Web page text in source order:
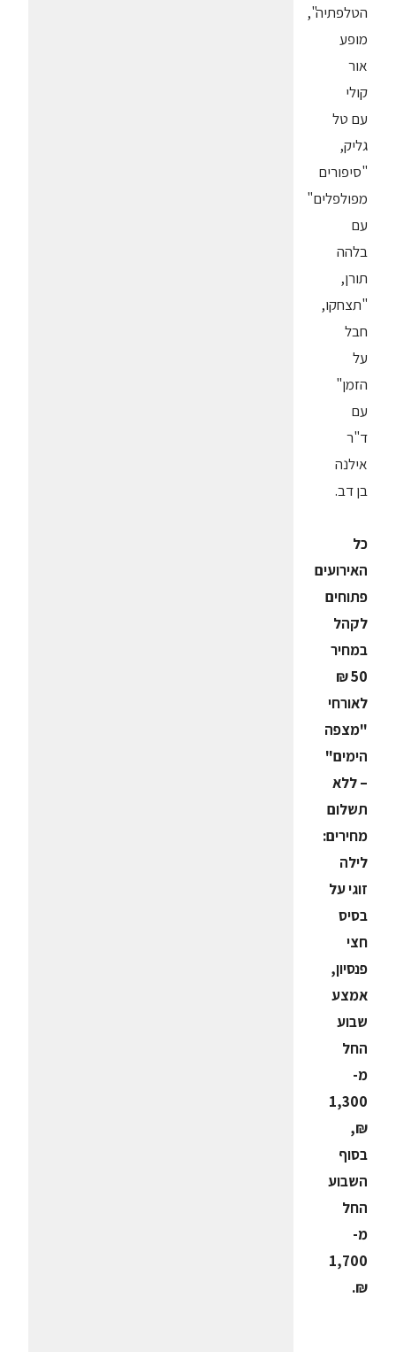
הטלפתיה",
מופע
אור
קולי
עם טל
גליק,
"סיפורים
מפולפלים"
עם
בלהה
תורן,
"תצחקו,
חבל
על
הזמן"
עם
ד"ר
אילנה
בן דב.
כל
האירועים
פתוחים
לקהל
במחיר
50 ₪
לאורחי
"מצפה
הימים"
– ללא
תשלום
מחירים:
לילה
זוגי על
בסיס
חצי
פנסיון,
אמצע
שבוע
החל
מ-
1,300
₪,
בסוף
השבוע
החל
מ-
1,700
₪.